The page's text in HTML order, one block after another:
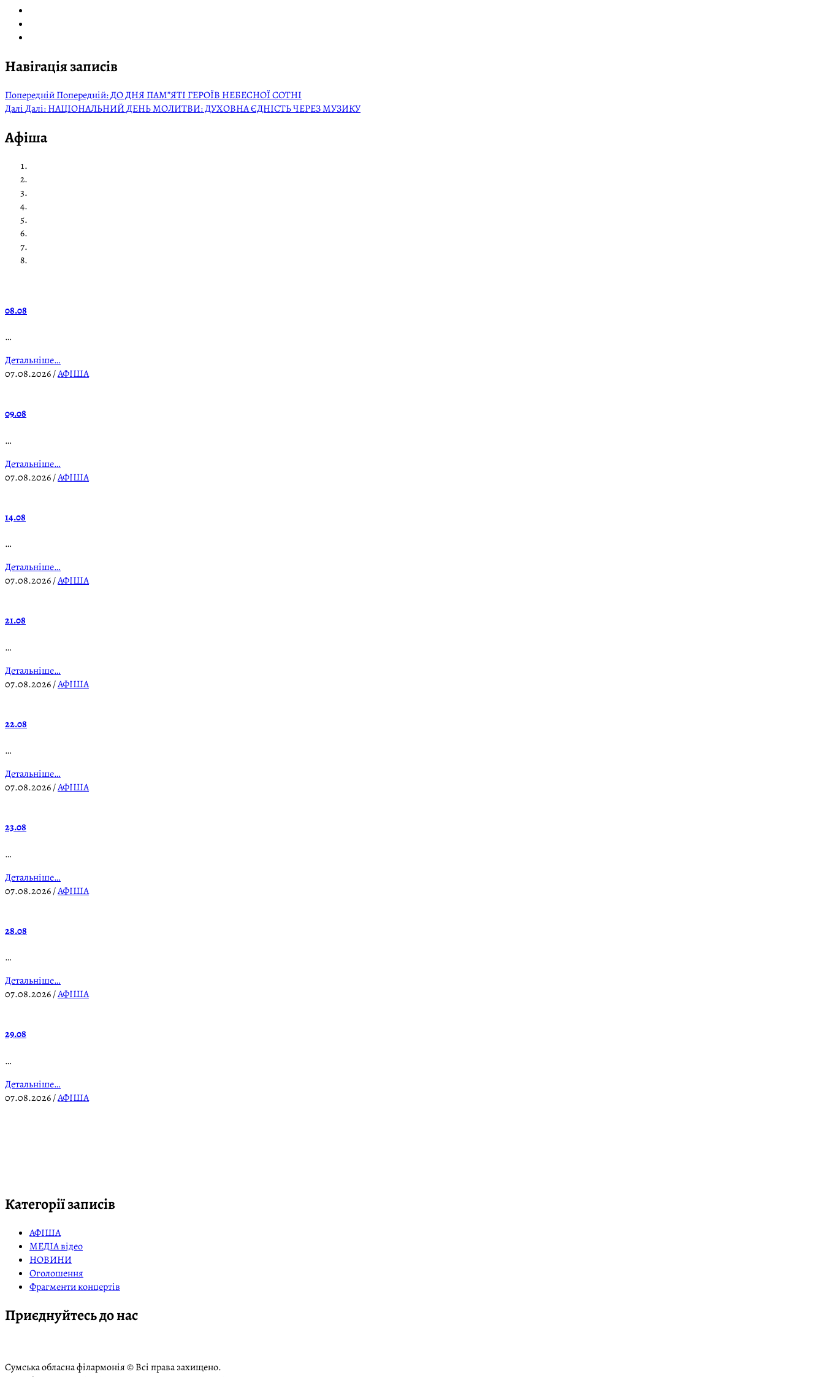
Навігація записів
ПопереднійПопередній:ДО ДНЯ ПАМ”ЯТІ ГЕРОЇВ НЕБЕСНОЇ СОТНІ
ДаліДалі:НАЦІОНАЛЬНИЙ ДЕНЬ МОЛИТВИ: ДУХОВНА ЄДНІСТЬ ЧЕРЕЗ МУЗИКУ
Афіша
08.08
…
Детальніше…
07.08.2026/АФІША
09.08
…
Детальніше…
07.08.2026/АФІША
14.08
…
Детальніше…
07.08.2026/АФІША
21.08
…
Детальніше…
07.08.2026/АФІША
22.08
…
Детальніше…
07.08.2026/АФІША
23.08
…
Детальніше…
07.08.2026/АФІША
28.08
…
Детальніше…
07.08.2026/АФІША
29.08
…
Детальніше…
07.08.2026/АФІША
Категорії записів
АФІША
МЕДІА відео
НОВИНИ
Оголошення
Фрагменти концертів
Приєднуйтесь до нас
Сумська обласна філармонія © Всі права захищено.